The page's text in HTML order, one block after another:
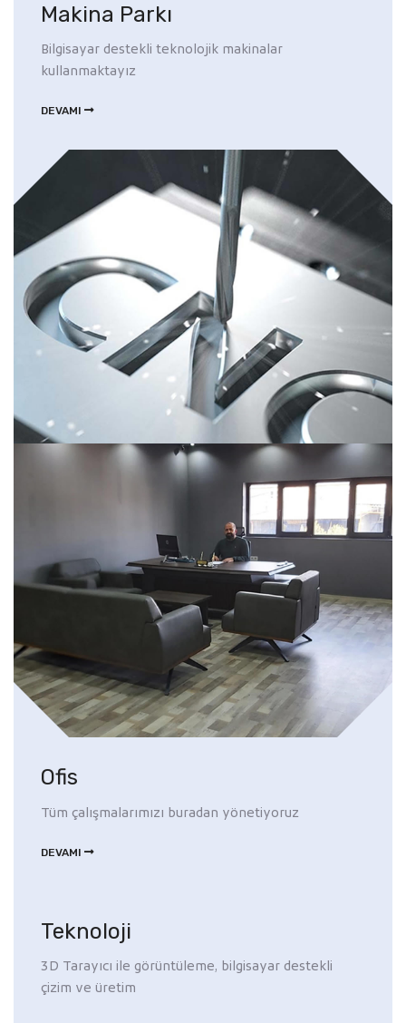
Makina Parkı
Bilgisayar destekli teknolojik makinalar
kullanmaktayız
DEVAMI
Ofis
Tüm çalışmalarımızı buradan yönetiyoruz
DEVAMI
Teknoloji
3D Tarayıcı ile görüntüleme, bilgisayar destekli
çizim ve üretim